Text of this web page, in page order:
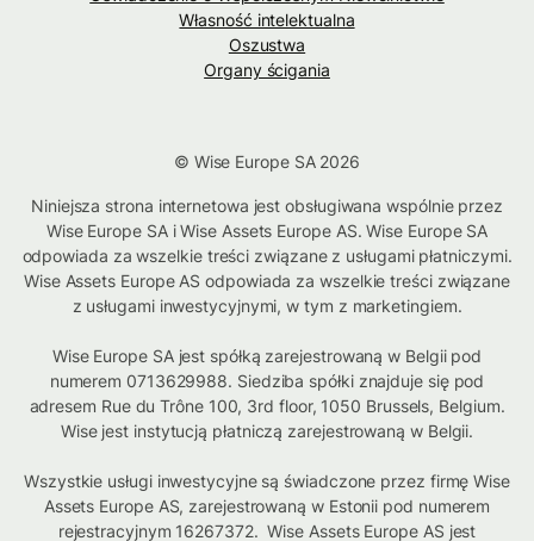
Własność intelektualna
Oszustwa
Organy ścigania
© Wise Europe SA 2026
Niniejsza strona internetowa jest obsługiwana wspólnie przez
Wise Europe SA i Wise Assets Europe AS. Wise Europe SA
odpowiada za wszelkie treści związane z usługami płatniczymi.
Wise Assets Europe AS odpowiada za wszelkie treści związane
z usługami inwestycyjnymi, w tym z marketingiem.
Wise Europe SA jest spółką zarejestrowaną w Belgii pod
numerem 0713629988. Siedziba spółki znajduje się pod
adresem Rue du Trône 100, 3rd floor, 1050 Brussels, Belgium.
Wise jest instytucją płatniczą zarejestrowaną w Belgii.
Wszystkie usługi inwestycyjne są świadczone przez firmę Wise
Assets Europe AS, zarejestrowaną w Estonii pod numerem
rejestracyjnym 16267372. Wise Assets Europe AS jest